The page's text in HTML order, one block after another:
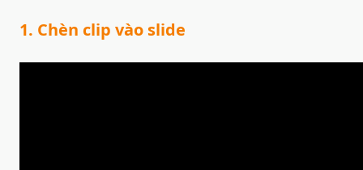
1. Chèn clip vào slide